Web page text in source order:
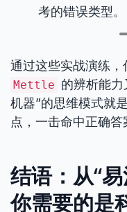
考的错误类型。
通过这些实战演练，
Mettle 的辨析能
机器”的思维模式就
点，一击命中正确答
结语：从“易
你需要的是